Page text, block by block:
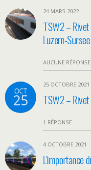
24 MARS 2022
TSW2 –
Luzern-Sursee
AUCUNE RÉPONSE
OCT
25
25 OCTOBRE 2021
TSW2 –
1 RÉPONSE
4 OCTOBRE 2021
L’importance